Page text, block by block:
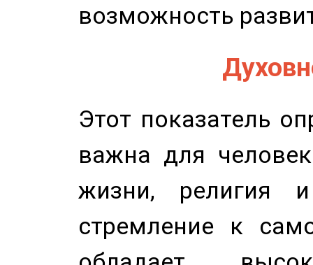
возможность
Этот показатель
важна для
жизни, религия
стремление к